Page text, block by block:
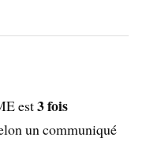
est3 fois
un communiqué